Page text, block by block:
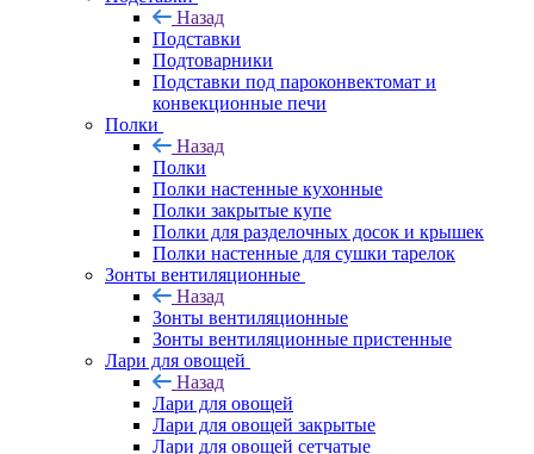
Назад
Подставки
Подтоварники
Подставки под пароконвектомат и
конвекционные печи
Полки
Назад
Полки
Полки настенные кухонные
Полки закрытые купе
Полки для разделочных досок и крышек
Полки настенные для сушки тарелок
Зонты вентиляционные
Назад
Зонты вентиляционные
Зонты вентиляционные пристенные
Лари для овощей
Назад
Лари для овощей
Лари для овощей закрытые
Лари для овощей сетчатые